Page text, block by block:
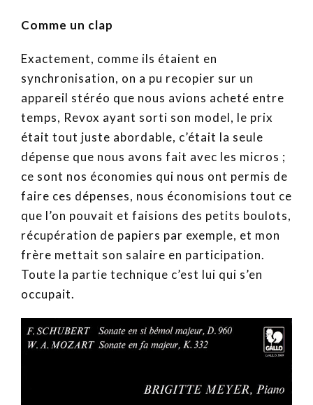
Comme un clap
Exactement, comme ils étaient en
synchronisation, on a pu recopier sur un
appareil stéréo que nous avions acheté entre
temps, Revox ayant sorti son model, le prix
était tout juste abordable, c’était la seule
dépense que nous avons fait avec les micros ;
ce sont nos économies qui nous ont permis de
faire ces dépenses, nous économisions tout ce
que l’on pouvait et faisions des petits boulots,
récupération de papiers par exemple, et mon
frère mettait son salaire en participation.
Toute la partie technique c’est lui qui s’en
occupait.